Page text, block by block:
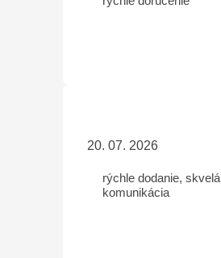
20. 07. 2026
rýchle dodanie, skvelá
komunikácia